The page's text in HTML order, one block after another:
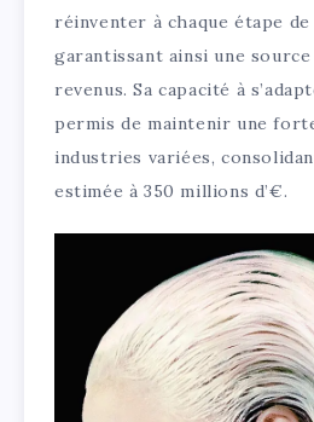
réinventer à chaque étape
garantissant ainsi une
revenus. Sa capacité à
permis de maintenir une
industries variées,
estimée à 350 millions d’€.